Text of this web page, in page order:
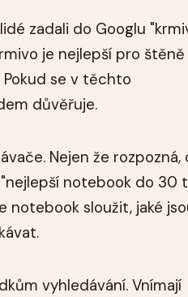
zadali do Googlu
je nejlepší pro štěně
se v těchto
důvěřuje.
Nejen že rozpozná,
notebook do 30
notebook sloužit, jaké
vyhledávání. Vnímají